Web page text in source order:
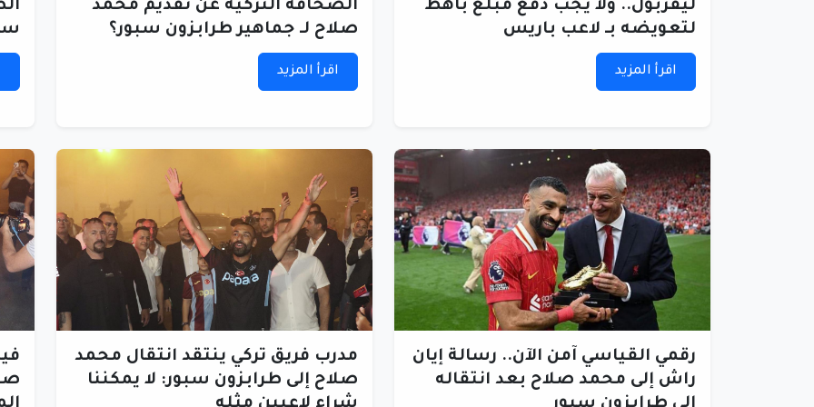
ليفربول.. ولا يجب دفع مبلغ باهظ
لتعويضه بـ لاعب باريس
اقرأ المزيد
الصحافة التركية عن تقديم محمد
صلاح لـ جماهير طرابزون سبور؟
اقرأ المزيد
رقمي القياسي آمن الآن.. رسالة إيان
راش إلى محمد صلاح بعد انتقاله
مدرب فريق تركي ينتقد انتقال محمد
صلاح إلى طرابزون سبور: لا يمكننا